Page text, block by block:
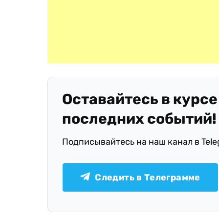
Оставайтесь в курсе
последних событий!
Подписывайтесь на наш канал в
Следить в Телеграмме